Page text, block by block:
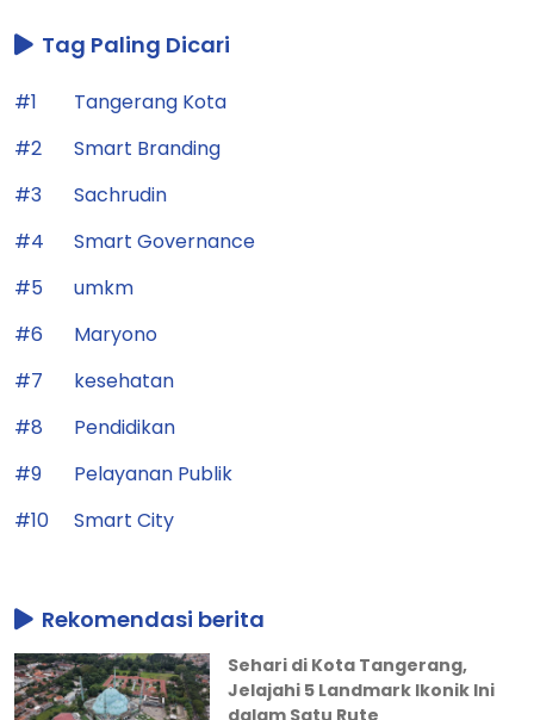
Tag Paling Dicari
#1
Tangerang Kota
#2
Smart Branding
#3
Sachrudin
#4
Smart Governance
#5
umkm
#6
Maryono
#7
kesehatan
#8
Pendidikan
#9
Pelayanan Publik
#10
Smart City
Rekomendasi berita
Sehari di Kota Tangerang,
Jelajahi 5 Landmark Ikonik Ini